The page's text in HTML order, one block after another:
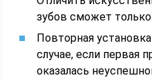
зубов сможет
Повторная
случае, если первая
оказалась